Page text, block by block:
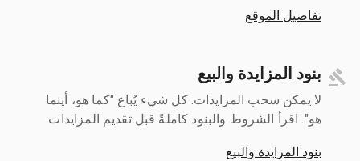
تفاصيل الموقع
بنود المزايدة والبيع
لا يمكن سحب المزايدات. كل شيء يُباع "كما هو، أينما
هو". اقرأ الشروط والبنود كاملةً قبل تقديم المزايدات.
بنود المزايدة والبيع